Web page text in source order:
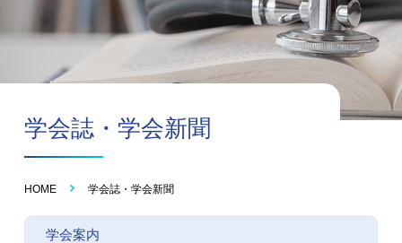
学会誌・学会新聞
HOME 学会誌・学会新聞
学会案内